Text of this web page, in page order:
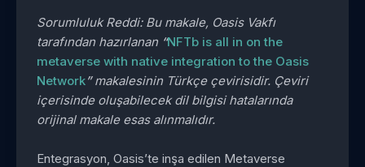
Sorumluluk Reddi: Bu makale, Oasis Vakfı
tarafından hazırlanan “NFTb is all in on the
metaverse with native integration to the Oasis
Network”makalesinin Türkçe çevirisidir. Çeviri
içerisinde oluşabilecek dil bilgisi hatalarında
orijinal makale esas alınmalıdır.
Entegrasyon, Oasis’te inşa edilen Metaverse